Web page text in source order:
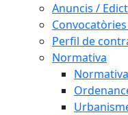
Anuncis /
Perfil de
Normativa